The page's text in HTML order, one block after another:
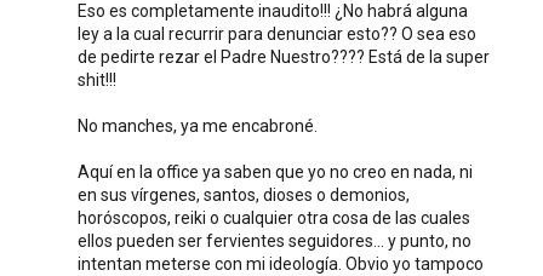
Eso es completamente inaudito!!! ¿No habrá alguna
ley a la cual recurrir para denunciar esto?? O sea eso
de pedirte rezar el Padre Nuestro???? Está de la super
shit!!!
No manches, ya me encabroné.
Aquí en la office ya saben que yo no creo en nada, ni
en sus vírgenes, santos, dioses o demonios,
horóscopos, reiki o cualquier otra cosa de las cuales
ellos pueden ser fervientes seguidores... y punto, no
intentan meterse con mi ideología. Obvio yo tampoco